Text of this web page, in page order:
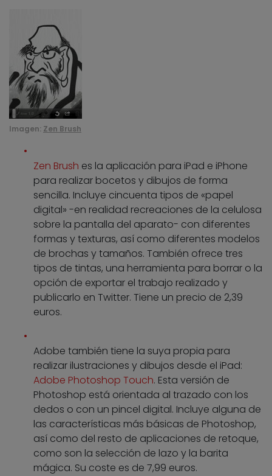
Imagen: Zen Brush
Zen Brush es la aplicación para iPad e iPhone
para realizar bocetos y dibujos de forma
sencilla. Incluye cincuenta tipos de «papel
digital» -en realidad recreaciones de la celulosa
sobre la pantalla del aparato- con diferentes
formas y texturas, así como diferentes modelos
de brochas y tamaños. También ofrece tres
tipos de tintas, una herramienta para borrar o la
opción de exportar el trabajo realizado y
publicarlo en Twitter. Tiene un precio de 2,39
euros.
Adobe también tiene la suya propia para
realizar ilustraciones y dibujos desde el iPad:
Adobe Photoshop Touch. Esta versión de
Photoshop está orientada al trazado con los
dedos o con un pincel digital. Incluye alguna de
las características más básicas de Photoshop,
así como del resto de aplicaciones de retoque,
como son la selección de lazo y la barita
mágica. Su coste es de 7,99 euros.